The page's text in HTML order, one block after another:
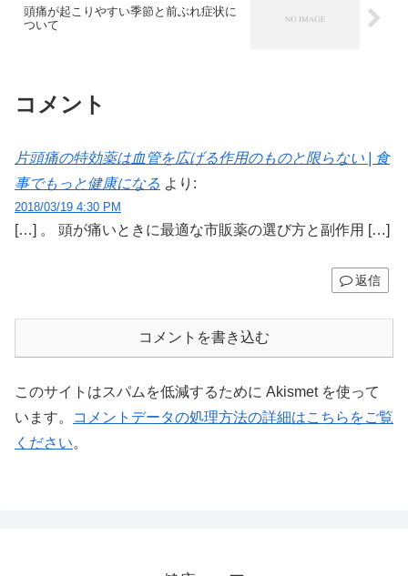
頭痛が起こりやすい季節と前ぶれ症状に
ついて
コメント
片頭痛の特効薬は血管を広げる作用のものと限らない | 食
事でもっと健康になる より:
2018/03/19 4:30 PM
[…] 。 頭が痛いときに最適な市販薬の選び方と副作用 […]
返信
コメントを書き込む
このサイトはスパムを低減するために Akismet を使って
います。
コメントデータの処理方法の詳細はこちらをご覧
ください。